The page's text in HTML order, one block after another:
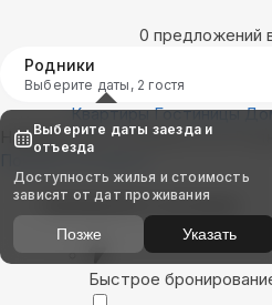
0 предложений
Родники
Выберите даты, 2 гостя
Квартиры Гостиницы
Найдём, где остановиться в
Показать на карте
Выбирайте лучшее
Быстрое
Выберите даты заезда и
отъезда
Доступность жилья и стоимость
зависят от дат проживания
Позже Указать